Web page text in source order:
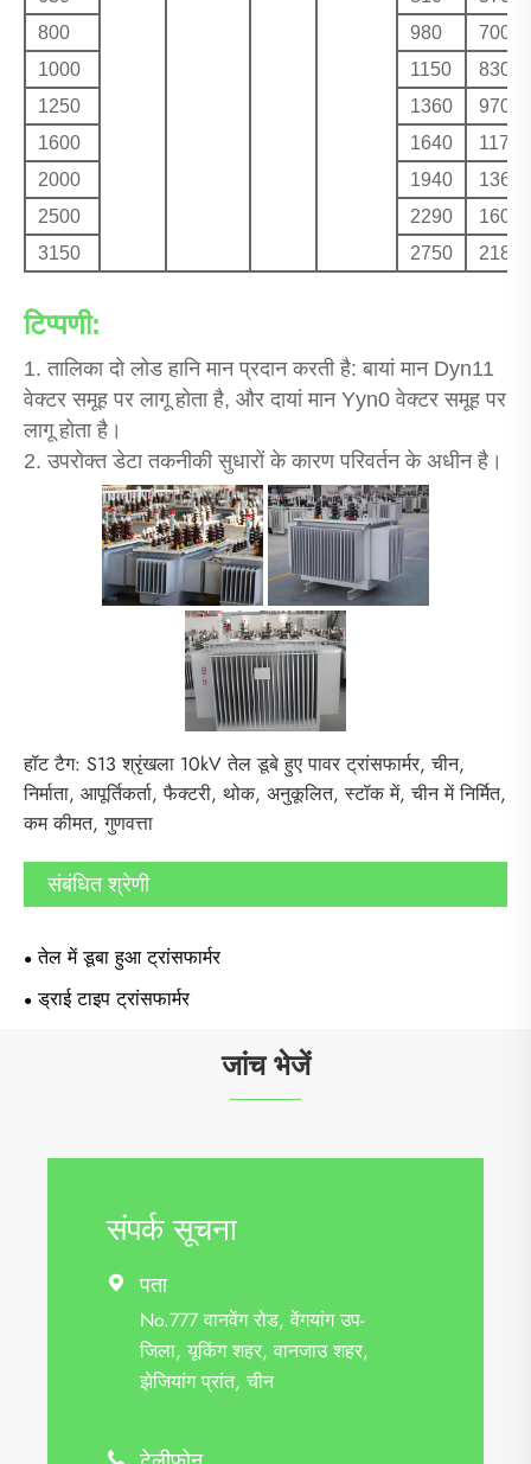
800
980
700
1000
1150
830
1250
1360
970
1600
1640
1170
2000
1940
1360
2500
2290
1600
3150
2750 2180
टिप्पणी:
1. तालिका दो लोड हानि मान प्रदान करती है: बायां मान Dyn11
वेक्टर समूह पर लागू होता है, और दायां मान Yyn0 वेक्टर समूह पर
लागू होता है।
2. उपरोक्त डेटा तकनीकी सुधारों के कारण परिवर्तन के अधीन है।
हॉट टैग: S13 श्रृंखला 10kV तेल डूबे हुए पावर ट्रांसफार्मर, चीन,
निर्माता, आपूर्तिकर्ता, फैक्टरी, थोक, अनुकूलित, स्टॉक में, चीन में निर्मित,
कम कीमत, गुणवत्ता
संबंधित श्रेणी
तेल में डूबा हुआ ट्रांसफार्मर
ड्राई टाइप ट्रांसफार्मर
जांच भेजें
संपर्क सूचना
 पता
No.777 वानवेंग रोड, वेंगयांग उप-
जिला, यूकिंग शहर, वानजाउ शहर,
झेजियांग प्रांत, चीन
